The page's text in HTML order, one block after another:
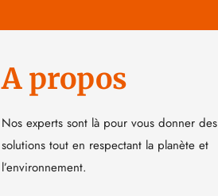
A propos
Nos experts sont là pour vous donner des
solutions tout en respectant la planète et
l’environnement.